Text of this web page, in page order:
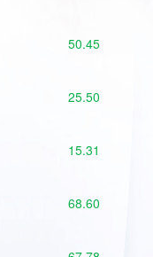
50.45
25.50
15.31
68.60